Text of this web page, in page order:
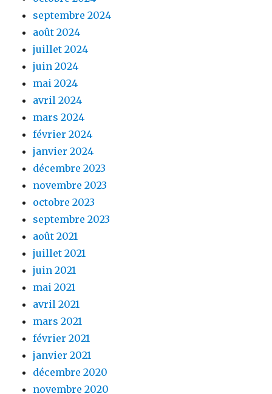
septembre 2024
août 2024
juillet 2024
juin 2024
mai 2024
avril 2024
mars 2024
février 2024
janvier 2024
décembre 2023
novembre 2023
octobre 2023
septembre 2023
août 2021
juillet 2021
juin 2021
mai 2021
avril 2021
mars 2021
février 2021
janvier 2021
décembre 2020
novembre 2020